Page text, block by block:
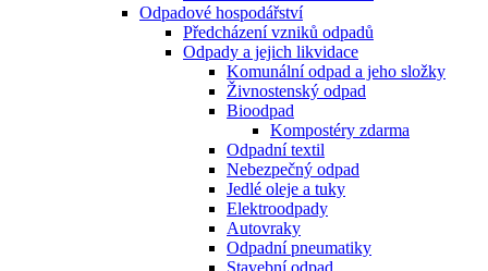
Odpadové hospodářství
Předcházení vzniků odpadů
Odpady a jejich likvidace
Komunální odpad a jeho složky
Živnostenský odpad
Bioodpad
Kompostéry zdarma
Odpadní textil
Nebezpečný odpad
Jedlé oleje a tuky
Elektroodpady
Autovraky
Odpadní pneumatiky
Stavební odpad